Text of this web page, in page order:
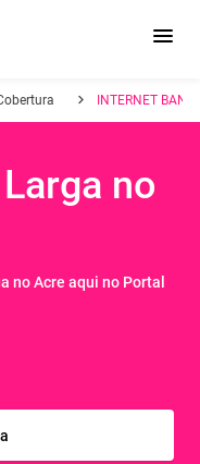
INTERNET
no
no Acre aqui no Portal